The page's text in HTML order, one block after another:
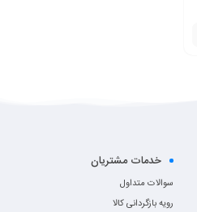
خدمات مشتریان
سوالات متداول
رویه بازگردانی کالا